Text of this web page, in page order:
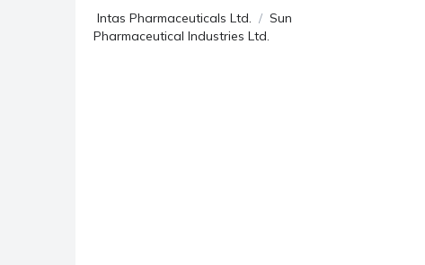
Intas Pharmaceuticals Ltd. / Sun
Pharmaceutical Industries Ltd.